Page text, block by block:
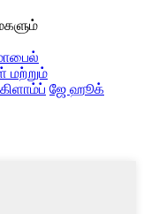
மற்றும்
ஜே ஹூக்